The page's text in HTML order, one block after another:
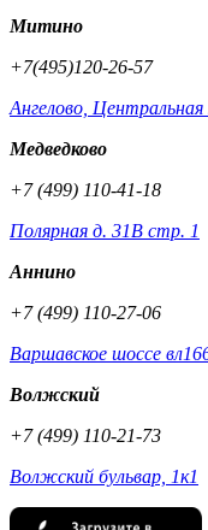
Митино
+7(495)120-26-57
Ангелово, Центральная
Медведково
+7 (499) 110-41-18
Полярная д. 31В стр. 1
Аннино
+7 (499) 110-27-06
Варшавское шоссе
Волжский
+7 (499) 110-21-73
Волжский бульвар, 1к1